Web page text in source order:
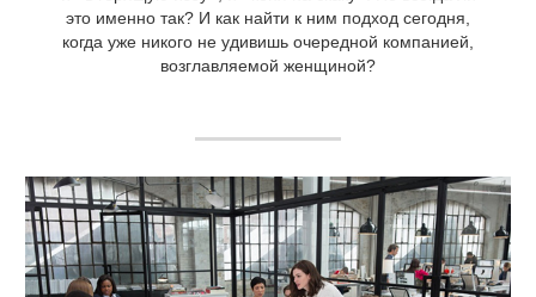
это именно так? И как найти к ним подход сегодня,
когда уже никого не удивишь очередной компанией,
возглавляемой женщиной?